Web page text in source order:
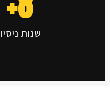
שנות